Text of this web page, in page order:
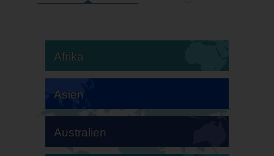
Afrika
Asien
Australien